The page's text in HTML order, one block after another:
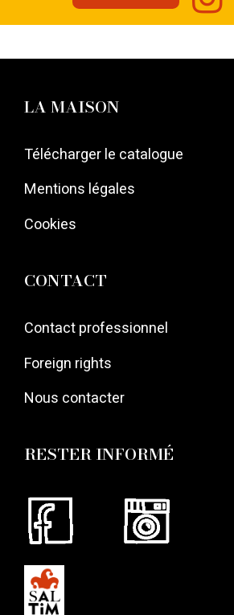
LA MAISON
Télécharger le catalogue
Mentions légales
Cookies
CONTACT
Contact professionnel
Foreign rights
Nous contacter
RESTER INFORMÉ